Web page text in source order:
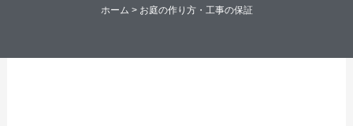
ホーム > お庭の作り方・工事の保証